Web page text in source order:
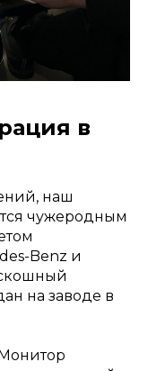
в
наш
чужеродным
Benz и
на заводе в